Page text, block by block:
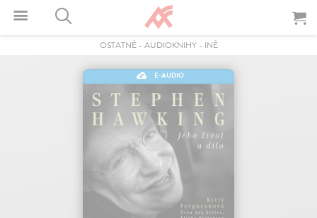
OSTATNÉ- AUDIOKNIHY- INÉ
E-AUDIO